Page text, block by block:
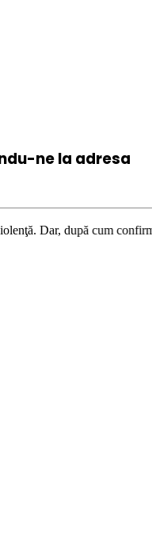
ne la adresa
cum confirmă şi